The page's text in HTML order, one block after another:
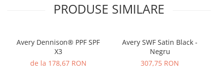
PRODUSE SIMILARE
Avery Dennison® PPF SPF
X3
de la 178,67 RON
Avery SWF Satin Black -
Negru
307,75 RON